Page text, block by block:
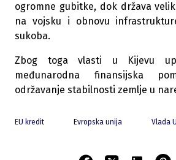
ogromne gubitke, dok država
na vojsku i obnovu
sukoba.
Zbog toga vlasti u Kijevu
međunarodna finansijska
održavanje stabilnosti zemlje u
EU kredit Evropska unija Vlada